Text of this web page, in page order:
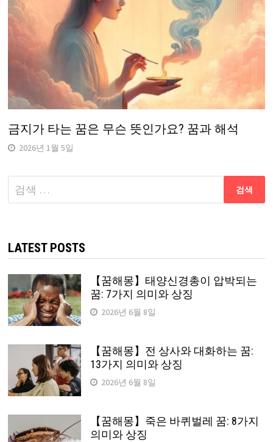
금지가 타는 꿈은 무슨 뜻인가요? 꿈과 해석
2026년 1월 5일
다
음
LATEST POSTS
【꿈해몽】태양신경총이 압박되는
꿈: 7가지 의미와 상징
2026년 6월 8일
【꿈해몽】전 상사와 대화하는 꿈:
13가지 의미와 상징
2026년 6월 8일
【꿈해몽】죽은 바퀴벌레 꿈: 8가지
의미와 상징